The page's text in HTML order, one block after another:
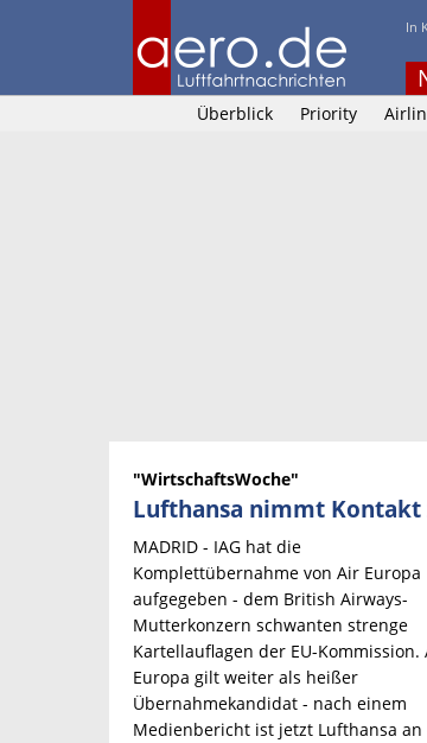
In
Überblick Priority
"WirtschaftsWoche"
Lufthansa nimmt Kontakt
MADRID - IAG hat die
Komplettübernahme von Air Europa
aufgegeben - dem British Airways-
Mutterkonzern schwanten strenge
Kartellauflagen der EU-Kommission.
Europa gilt weiter als heißer
Übernahmekandidat - nach einem
Medienbericht ist jetzt Lufthansa an